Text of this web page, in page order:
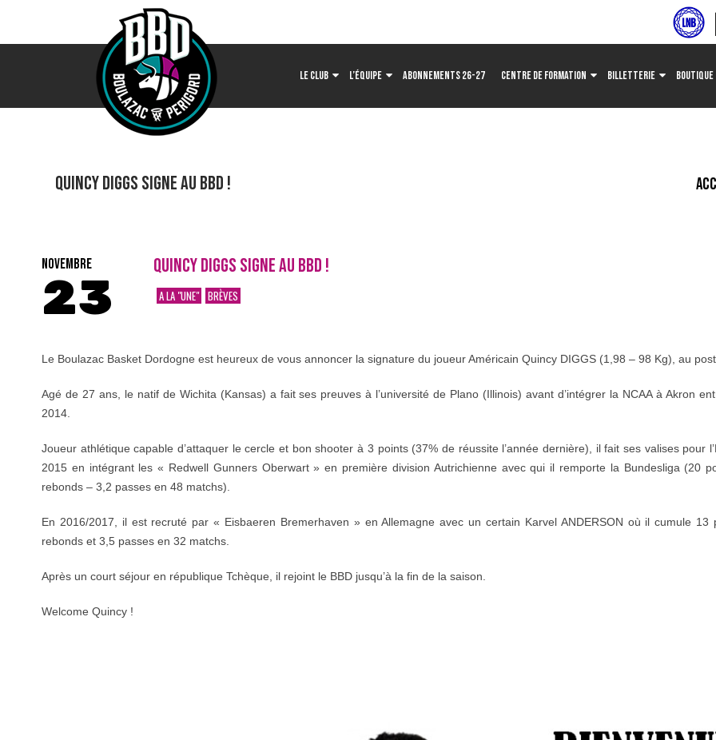
LE CLUB L’ÉQUIPE ABONNEMENTS 26-27 CENTRE DE FORMATION BILLETTERIE BOUTIQUE
Quincy DIGGS signe au BBD !
NOVEMBRE
23
QUINCY DIGGS SIGNE AU BBD !
A LA "UNE" BRÈVES
Le Boulazac Basket Dordogne est heureux de vous annoncer la signature du joueur Américain Quincy DIGGS (1,98 – 98 Kg), au
Agé de 27 ans, le natif de Wichita (Kansas) a fait ses preuves à l’université de Plano (Illinois) avant d’intégrer la NCAA à Akron
2014.
Joueur athlétique capable d’attaquer le cercle et bon shooter à 3 points (37% de réussite l’année dernière), il fait ses valises pour
2015 en intégrant les « Redwell Gunners Oberwart » en première division Autrichienne avec qui il remporte la Bundesliga (20
rebonds – 3,2 passes en 48 matchs).
En 2016/2017, il est recruté par « Eisbaeren Bremerhaven » en Allemagne avec un certain Karvel ANDERSON où il cumule 13
rebonds et 3,5 passes en 32 matchs.
Après un court séjour en république Tchèque, il rejoint le BBD jusqu’à la fin de la saison.
Welcome Quincy !